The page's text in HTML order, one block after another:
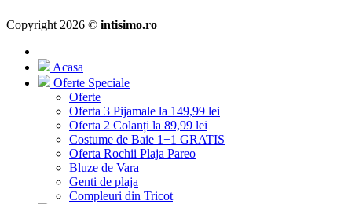
Copyright 2026 © intisimo.ro
Acasa
Oferte Speciale
Oferte
Oferta 3 Pijamale la 149,99 lei
Oferta 2 Colanți la 89,99 lei
Costume de Baie 1+1 GRATIS
Oferta Rochii Plaja Pareo
Bluze de Vara
Genti de plaja
Compleuri din Tricot